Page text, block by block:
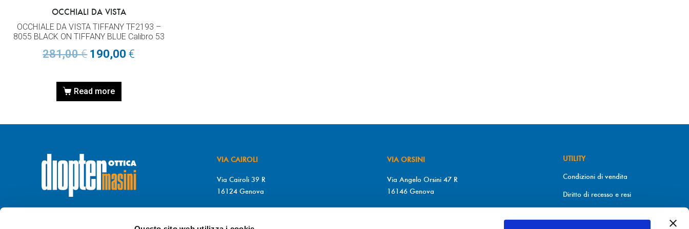
OCCHIALI DA VISTA
OCCHIALE DA VISTA TIFFANY TF2193 –
8055 BLACK ON TIFFANY BLUE Calibro 53
281,00€ 190,00€
Read more
VIA CAIROLI
Via Cairoli 39 R
16124 Genova
VIA ORSINI
Via Angelo Orsini 47 R
16146 Genova
UTILITY
Condizioni di vendita
Diritto di recesso e resi